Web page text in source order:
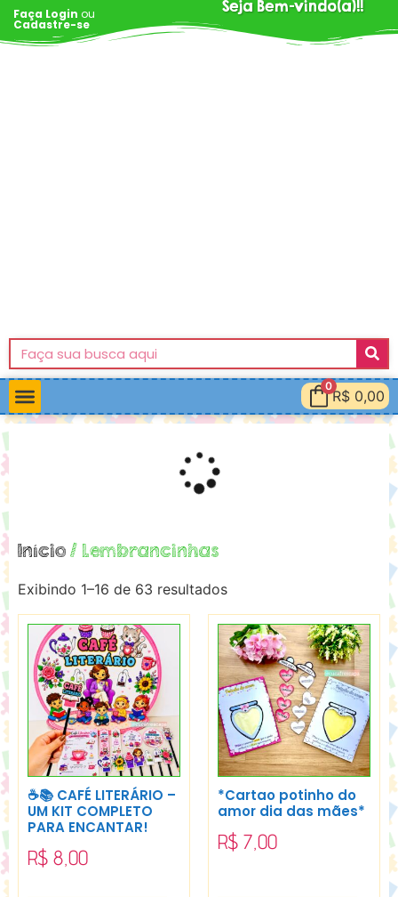
Faça Login ou
Cadastre-se
Seja Bem-vindo(a)!!
0
R$ 0,00
Início / Lembrancinhas
Exibindo 1–16 de 63 resultados
☕📚 CAFÉ LITERÁRIO –
UM KIT COMPLETO
PARA ENCANTAR!
R$ 8,00
*Cartao potinho do
amor dia das mães*
R$ 7,00